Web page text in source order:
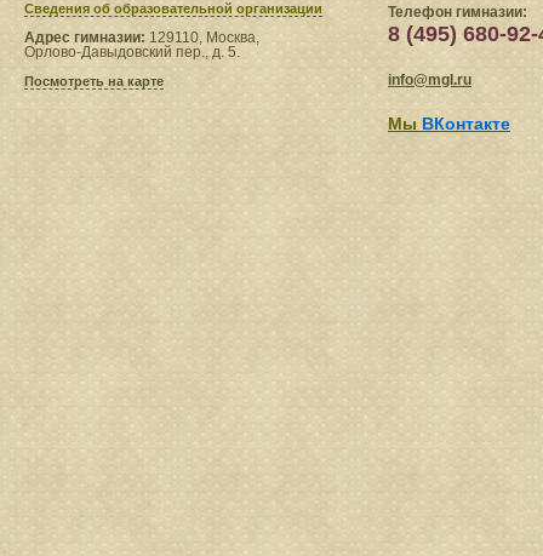
Сведения​ об образовательной организации
Адрес гимназии: 129110, Москва,
Орлово-Давыдовский пер., д. 5.
Посмотреть на карте
Телефон гимназии:
8 (495) 680-92-
info@mgl.ru
Мы ВКонтакте